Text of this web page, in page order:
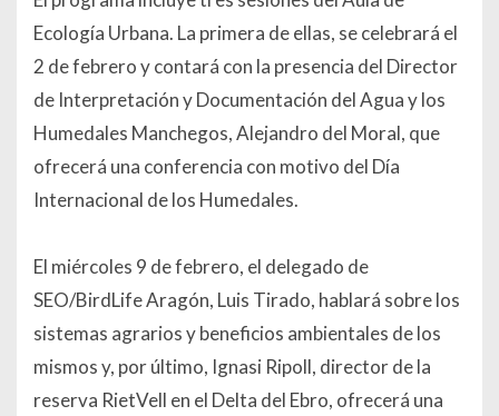
Ecología Urbana. La primera de ellas, se celebrará el
2 de febrero y contará con la presencia del Director
de Interpretación y Documentación del Agua y los
Humedales Manchegos, Alejandro del Moral, que
ofrecerá una conferencia con motivo del Día
Internacional de los Humedales.
El miércoles 9 de febrero, el delegado de
SEO/BirdLife Aragón, Luis Tirado, hablará sobre los
sistemas agrarios y beneficios ambientales de los
mismos y, por último, Ignasi Ripoll, director de la
reserva RietVell en el Delta del Ebro, ofrecerá una